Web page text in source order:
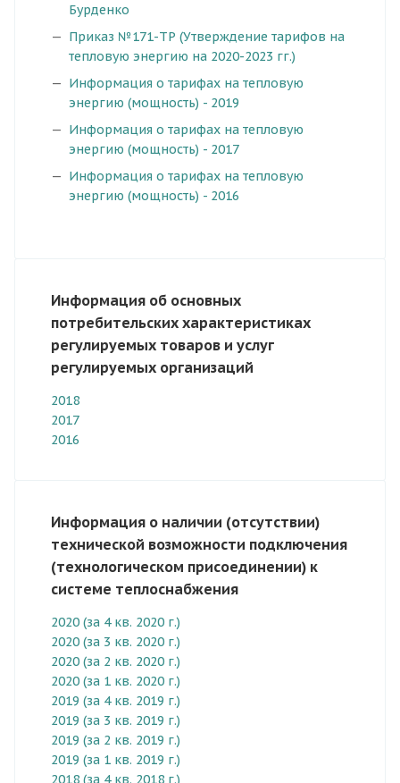
Бурденко
Приказ №171-ТР (Утверждение тарифов на
тепловую энергию на 2020-2023 гг.)
Информация о тарифах на тепловую
энергию (мощность) - 2019
Информация о тарифах на тепловую
энергию (мощность) - 2017
Информация о тарифах на тепловую
энергию (мощность) - 2016
Информация об основных
потребительских характеристиках
регулируемых товаров и услуг
регулируемых организаций
2018
2017
2016
Информация о наличии (отсутствии)
технической возможности подключения
(технологическом присоединении) к
системе теплоснабжения
2020 (за 4 кв. 2020 г.)
2020 (за 3 кв. 2020 г.)
2020 (за 2 кв. 2020 г.)
2020 (за 1 кв. 2020 г.)
2019 (за 4 кв. 2019 г.)
2019 (за 3 кв. 2019 г.)
2019 (за 2 кв. 2019 г.)
2019 (за 1 кв. 2019 г.)
2018 (за 4 кв. 2018 г.)